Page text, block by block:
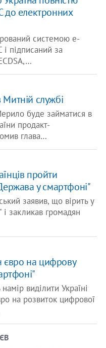
до електронних
системою е-
і підписаний за
службі
буде займатися в
продакт-
глава…
пройти
у смартфоні"
заявив, що вірить у
закликав громадян
євро на цифрову
виділити Україні
на розвиток цифрової